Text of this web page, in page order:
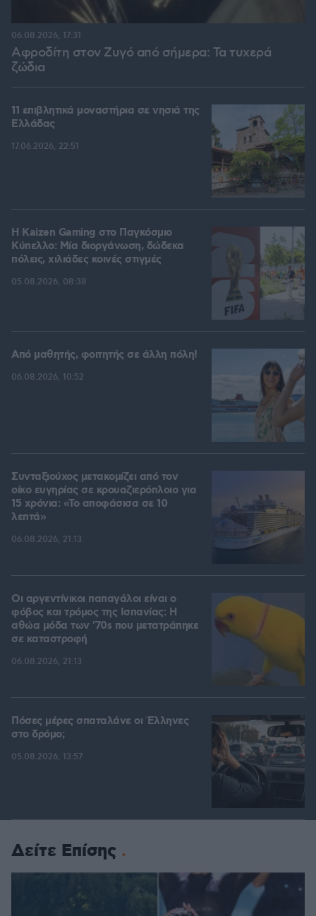
Αφροδίτη στον Ζυγό από σήμερα: Τα τυχερά
ζώδια
06.08.2026, 17:31
11 επιβλητικά μοναστήρια σε νησιά της
Ελλάδας
17.06.2026, 22:51
H Kaizen Gaming στο Παγκόσμιο
Kύπελλο: Μία διοργάνωση, δώδεκα
πόλεις, χιλιάδες κοινές στιγμές
05.08.2026, 08:38
Από μαθητής, φοιτητής σε άλλη πόλη!
06.08.2026, 10:52
Συνταξιούχος μετακομίζει από τον
οίκο ευγηρίας σε κρουαζιερόπλοιο για
15 χρόνια: «Το αποφάσισα σε 10
λεπτά»
06.08.2026, 21:13
Οι αργεντίνικοι παπαγάλοι είναι ο
φόβος και τρόμος της Ισπανίας: Η
αθώα μόδα των '70s που μετατράπηκε
σε καταστροφή
06.08.2026, 21:13
Πόσες μέρες σπαταλάνε οι Έλληνες
στο δρόμο;
05.08.2026, 13:57
Δείτε Επίσης